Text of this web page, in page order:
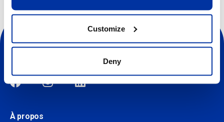
Customize
Deny
Sociale
À propos